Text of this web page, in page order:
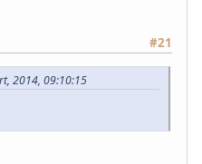
#21
2014, 09:10:15